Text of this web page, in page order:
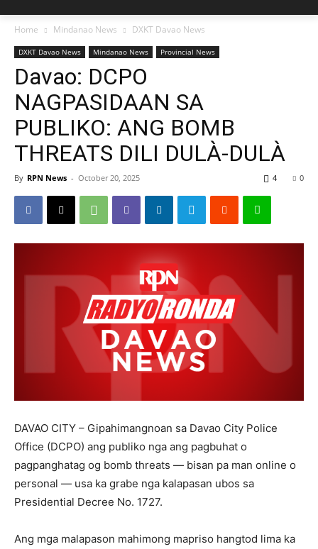
Home Mindanao News DXKT Davao News
DXKT Davao News Mindanao News Provincial News
Davao: DCPO
NAGPASIDAAN SA
PUBLIKO: ANG BOMB
THREATS DILI DULÀ-DULÀ
By RPN News - October 20, 2025 0
4
DAVAO CITY – Gipahimangnoan sa Davao City Police
Office (DCPO) ang publiko nga ang pagbuhat o
pagpanghatag og bomb threats — bisan pa man online o
personal — usa ka grabe nga kalapasan ubos sa
Presidential Decree No. 1727.
Ang mga malapason mahimong mapriso hangtod lima ka